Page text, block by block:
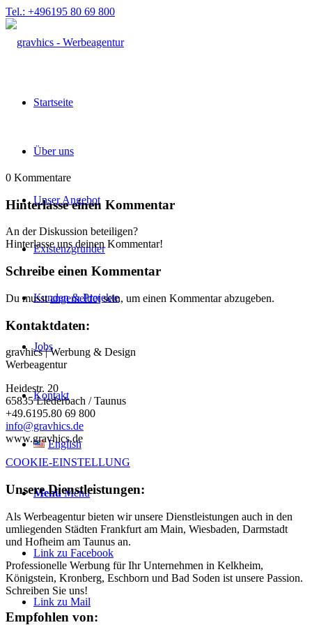
Tel.: +496195 80 69 800
Startseite
Über uns
Unser Angebot
Existenzgründer
Kunden & Projekte
Jobs
Kontakt
English
Menü Menü
Link zu Facebook
Link zu Mail
0 Kommentare
Hinterlasse einen Kommentar
An der Diskussion beteiligen?
Hinterlasse uns deinen Kommentar!
Schreibe einen Kommentar
Du musstangemeldetsein, um einen Kommentar abzugeben.
Kontaktdaten:
gravhics | Werbung & Design
Werbeagentur
Heidestr. 20
65835 Liederbach / Taunus
+49.6195.80 69 800
info@gravhics.de
www.gravhics.de
COOKIE-EINSTELLUNG
Unsere Dienstleistungen:
Als Werbeagentur bieten wir unsere Dienstleistungen auch in den
umliegenden Städten Frankfurt am Main, Wiesbaden, Darmstadt
und Hofheim am Taunus an.
Professionelle Werbung für Ihr Unternehmen in Kelkheim,
Königstein, Kronberg, Eschborn und Bad Soden ist unsere Passion.
Schreiben Sie uns!
Empfohlen von: